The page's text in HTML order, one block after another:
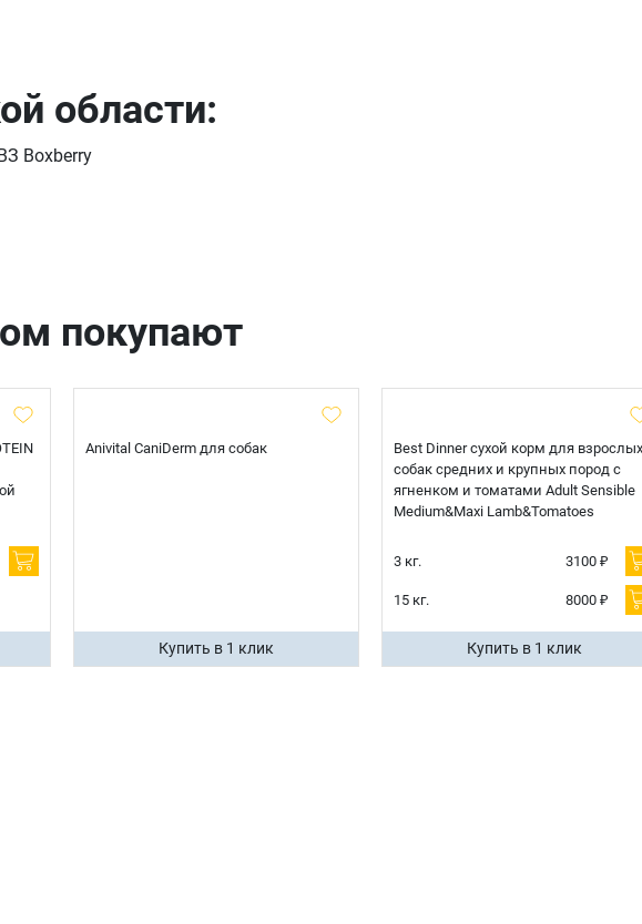
области:
Boxberry
покупают
Anivital CaniDerm для собак
Купить в 1 клик
Best Dinner сухой корм для взрослых
собак средних и крупных пород с
ягненком и томатами Adult Sensible
Medium&Maxi Lamb&Tomatoes
3 кг. 3100 ₽
15 кг. 8000 ₽
Купить в 1 клик
Продолжить покупки